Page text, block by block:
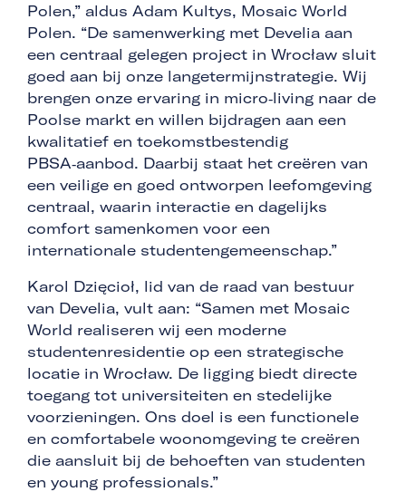
Polen,” aldus Adam Kultys, Mosaic World
Polen. “De samenwerking met Develia aan
een centraal gelegen project in Wrocław sluit
goed aan bij onze langetermijnstrategie. Wij
brengen onze ervaring in micro‑living naar de
Poolse markt en willen bijdragen aan een
kwalitatief en toekomstbestendig
PBSA‑aanbod. Daarbij staat het creëren van
een veilige en goed ontworpen leefomgeving
centraal, waarin interactie en dagelijks
comfort samenkomen voor een
internationale studentengemeenschap.”
Karol Dzięcioł, lid van de raad van bestuur
van Develia, vult aan: “Samen met Mosaic
World realiseren wij een moderne
studentenresidentie op een strategische
locatie in Wrocław. De ligging biedt directe
toegang tot universiteiten en stedelijke
voorzieningen. Ons doel is een functionele
en comfortabele woonomgeving te creëren
die aansluit bij de behoeften van studenten
en young professionals.”